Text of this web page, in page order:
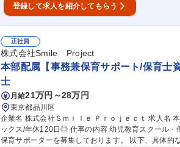
登録して求人を紹介してもらう
正社員
株式会社Smile Project
本部配属【事務兼保育サポート/保育士
士
月給21万円～28万円
東京都品川区
企業名 株式会社Ｓｍｉｌｅ Ｐｒｏｊｅｃｔ 求人名 本部配属【事務兼保育サポート/保育士資格お持ちの方】フレ
ックス/年休120日◎ 仕事の内容 幼児教育スクール・保育園を全国で79施設運営している当社にて、 本部所属の
保育サポーターを募集しております。 以下、具体的な業務内容です。 ■認可保育園の